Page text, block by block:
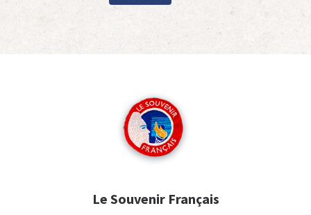
Le Souvenir Français